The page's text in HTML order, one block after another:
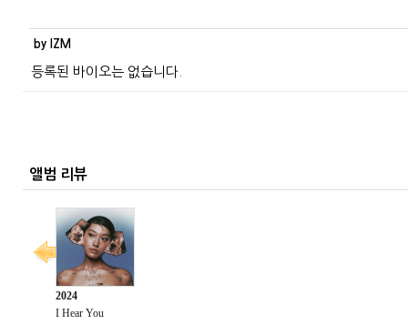
by IZM
등록된 바이오는 없습니다.
앨범 리뷰